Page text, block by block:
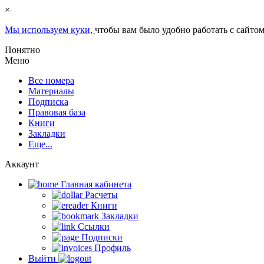
×
Мы используем куки, чтобы вам было удобно работать с
Понятно
Меню
Все номера
Материалы
Подписка
Правовая база
Книги
Закладки
Еще...
Аккаунт
Главная кабинетa
Расчеты
Книги
Закладки
Ссылки
Подписки
Профиль
Выйти